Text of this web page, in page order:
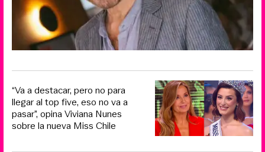
“Va a destacar, pero no para
llegar al top five, eso no va a
pasar”, opina Viviana Nunes
sobre la nueva Miss Chile